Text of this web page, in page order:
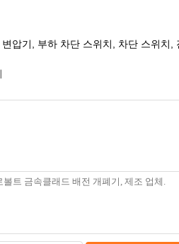
기, 부하 차단 스위치, 차단 스위치